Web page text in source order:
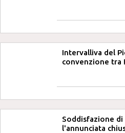
Intervalliva del
convenzione tra
Soddisfazione
l'annunciata